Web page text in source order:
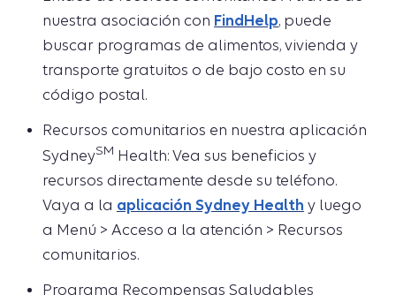
nuestra asociación con FindHelp, puede
buscar programas de alimentos, vivienda y
transporte gratuitos o de bajo costo en su
código postal.
Recursos comunitarios en nuestra aplicación
SydneySM Health: Vea sus beneficios y
recursos directamente desde su teléfono.
Vaya a la aplicación Sydney Health y luego
a Menú > Acceso a la atención > Recursos
comunitarios.
Programa Recompensas Saludables